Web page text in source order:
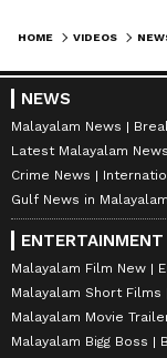
HOME VIDEOS
NEWS
Malayalam News
Latest Malayalam News
Crime News
Gulf News in Malayalam
ENTERTAINMENT
Malayalam Film New
Malayalam Short Films
Malayalam Movie
Malayalam Bigg Boss